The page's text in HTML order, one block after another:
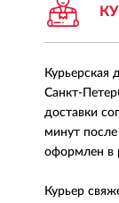
Курьерская
Санкт-
доставки
минут
оформлен в
Курьер